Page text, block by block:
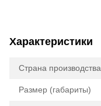
Характеристики
Страна производства
Размер (габариты)